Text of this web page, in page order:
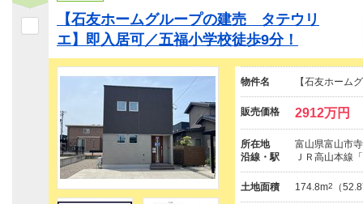
【石友ホームグループの建売 タテウリ
エ】即入居可／五福小学校徒歩9分！
物件名 【石友ホー
販売価格 2912万円
所在地
富山県富山市
沿線・駅
ＪＲ高山本線
土地面積 174.8m2 （